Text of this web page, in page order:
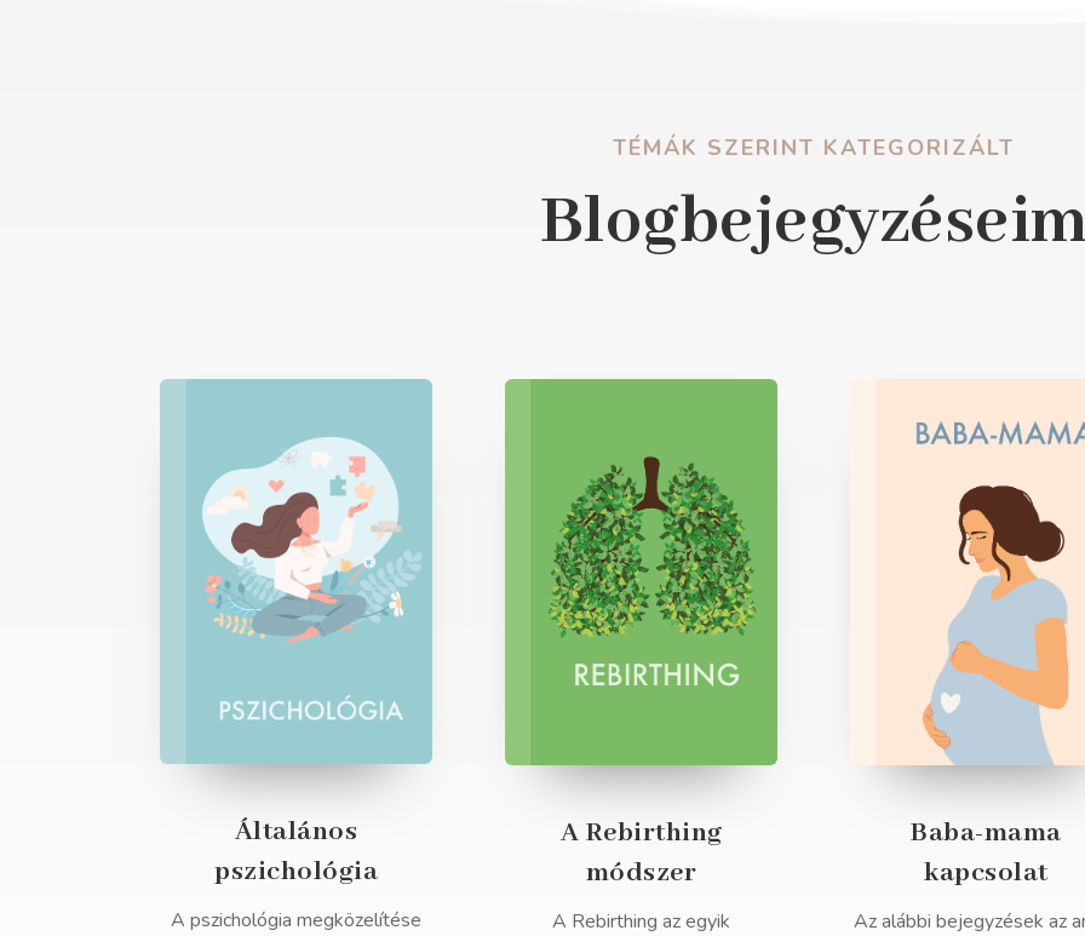
TÉMÁK SZERINT KATEGORIZÁLT
Általános
pszichológia
A pszichológia megközelítése
A Rebirthing
módszer
A Rebirthing az egyik
Baba-mama
kapcsolat
Az alábbi bejegyzések az